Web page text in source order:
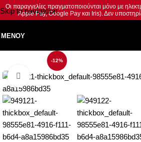
Skip to navigation
Skip to main content
Οι παραγγελίες πραγματοποιούνται μόνο με
Apple Pay, Google Pay και Iris). Δεν
ΜΕΝΟΎ
-12%
Κλικ για μεγέθυνση